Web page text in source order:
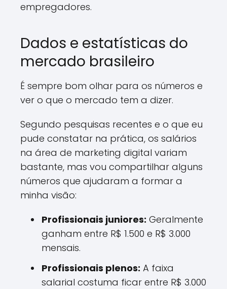
empregadores.
Dados e estatísticas do
mercado brasileiro
É sempre bom olhar para os números e
ver o que o mercado tem a dizer.
Segundo pesquisas recentes e o que eu
pude constatar na prática, os salários
na área de marketing digital variam
bastante, mas vou compartilhar alguns
números que ajudaram a formar a
minha visão:
Profissionais juniores: Geralmente
ganham entre R$ 1.500 e R$ 3.000
mensais.
Profissionais plenos: A faixa
salarial costuma ficar entre R$ 3.000